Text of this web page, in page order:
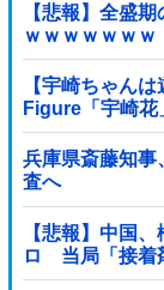
【悲報】全盛
ｗｗｗｗｗｗｗ
【宇崎ちゃん
Figure「宇崎花
ライズフィギュ
兵庫県斎藤知事
査へ
【悲報】中国
ロ 当局「接着
題はない」